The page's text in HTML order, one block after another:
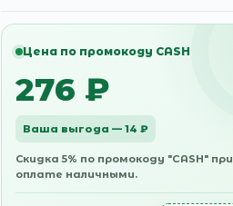
Цена по промокоду CASH
276 ₽
Ваша выгода — 14 ₽
Скидка 5% по промокоду "CASH" при
оплате наличными.